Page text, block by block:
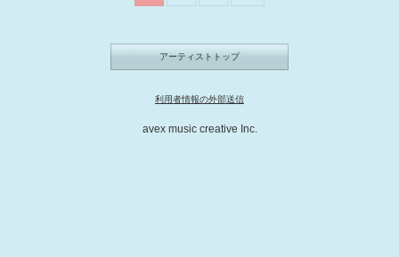
アーティストトップ
利用者情報の外部送信
avex music creative Inc.